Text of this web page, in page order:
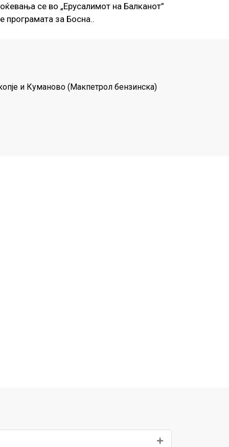
се во „Ерусалимот на Балканот”
програмата за Босна..
и Куманово (Макпетрол бензинска)